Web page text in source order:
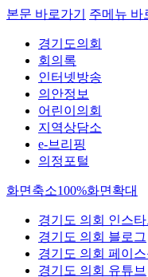
본문 바로가기 주메뉴 바
경기도의회
회의록
인터넷방송
의안정보
어린이의회
지역상담소
e-브리핑
의정포털
화면축소100%화면확대
경기도 의회 인스타
경기도 의회 블로그
경기도 의회 페이
경기도 의회 유튜브